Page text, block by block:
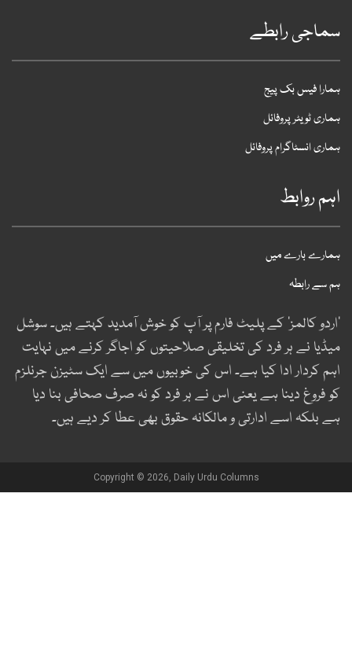
رابطے
فیس بک پیج
ٹویٹر پروفائل
انسٹاگرام پروفائل
روابط
بارے میں
سے رابطہ
کالمز‘ کے پلیٹ فارم پر آپ کو خوش آمدید کہتے ہیں۔ سوشل
نے ہر فرد کی تخلیقی صلاحیتوں کو اجاگر کرنے میں نہایت
کردار ادا کیا ہے۔ اس کی خوبیوں میں سے ایک سٹیزن جرنلزم
فروغ دینا ہے یعنی اس نے ہر فرد کو نہ صرف صحافی بنا دیا
بلکہ اسے ادارتی و مالکانہ حقوق بھی عطا کر دیے ہیں۔
Copyright © 2026, Daily Urdu Columns